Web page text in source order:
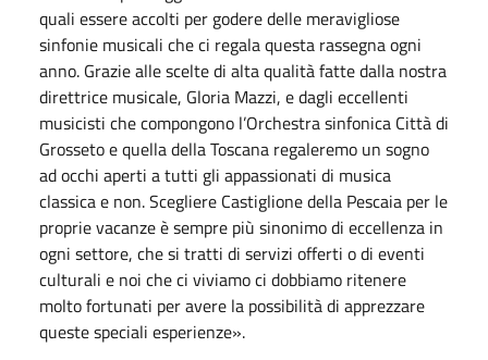
quali essere accolti per godere delle meravigliose
sinfonie musicali che ci regala questa rassegna ogni
anno. Grazie alle scelte di alta qualità fatte dalla nostra
direttrice musicale, Gloria Mazzi, e dagli eccellenti
musicisti che compongono l’Orchestra sinfonica Città di
Grosseto e quella della Toscana regaleremo un sogno
ad occhi aperti a tutti gli appassionati di musica
classica e non. Scegliere Castiglione della Pescaia per le
proprie vacanze è sempre più sinonimo di eccellenza in
ogni settore, che si tratti di servizi offerti o di eventi
culturali e noi che ci viviamo ci dobbiamo ritenere
molto fortunati per avere la possibilità di apprezzare
queste speciali esperienze».